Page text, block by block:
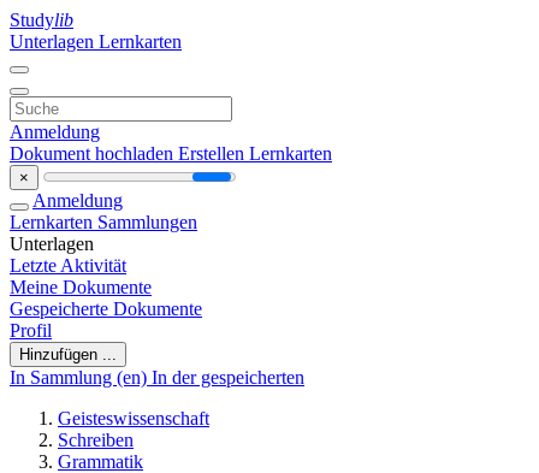
Studylib
Unterlagen Lernkarten
Anmeldung
Dokument hochladen Erstellen Lernkarten
×
Anmeldung
Lernkarten Sammlungen
Unterlagen
Letzte Aktivität
Meine Dokumente
Gespeicherte Dokumente
Profil
Hinzufügen ...
In Sammlung (en) In der gespeicherten
Geisteswissenschaft
Schreiben
Grammatik